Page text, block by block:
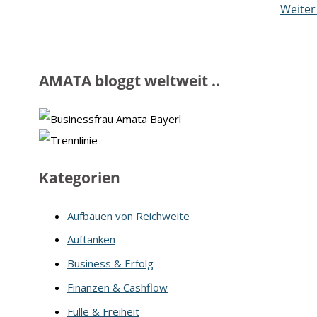
AMATA bloggt weltweit ..
Kategorien
Aufbauen von Reichweite
Auftanken
Business & Erfolg
Finanzen & Cashflow
Fülle & Freiheit